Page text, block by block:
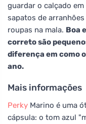
guardar o calçado
sapatos de
roupas na mala. Boa
correto são
diferença em como
ano.
Mais informações
Perky Marino é uma
cápsula: o tom azul